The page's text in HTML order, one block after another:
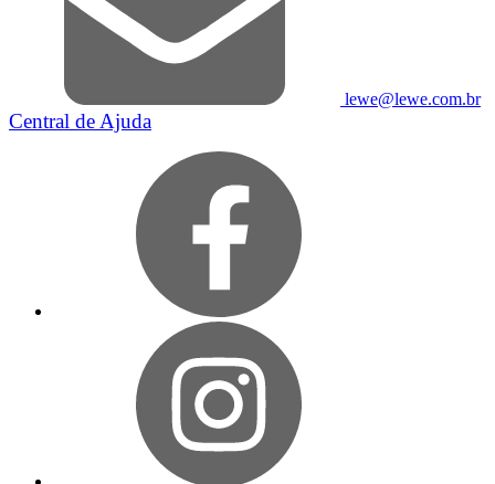
lewe@lewe.com.br
Central de Ajuda